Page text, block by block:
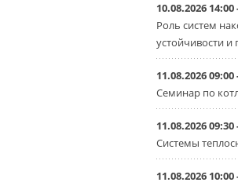
10.08.2026 14:00
Роль систем
устойчивости и
11.08.2026 09:00
Семинар по
11.08.2026 09:30
Системы
11.08.2026 10:00